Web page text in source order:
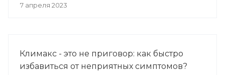
7 апреля 2023
Климакс - это не приговор: как быстро
избавиться от неприятных симптомов?